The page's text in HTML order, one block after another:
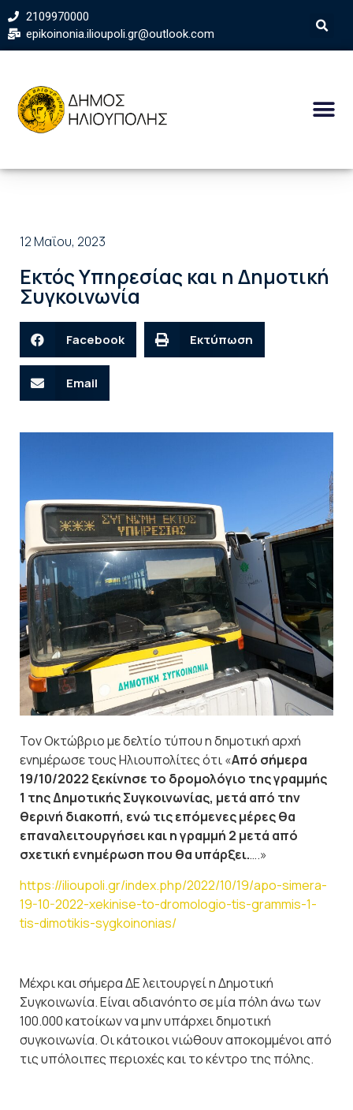
2109970000
epikoinonia.ilioupoli.gr@outlook.com
12 Μαΐου, 2023
Εκτός Υπηρεσίας και η Δημοτική
Συγκοινωνία
Facebook Εκτύπωση
Email
Τον Οκτώβριο με δελτίο τύπου η δημοτική αρχή
ενημέρωσε τους Ηλιουπολίτες ότι «Από σήμερα
19/10/2022 ξεκίνησε το δρομολόγιο της γραμμής
1 της Δημοτικής Συγκοινωνίας, μετά από την
θερινή διακοπή, ενώ τις επόμενες μέρες θα
επαναλειτουργήσει και η γραμμή 2 μετά από
σχετική ενημέρωση που θα υπάρξει.….»
https://ilioupoli.gr/index.php/2022/10/19/apo-simera-
19-10-2022-xekinise-to-dromologio-tis-grammis-1-
tis-dimotikis-sygkoinonias/
Μέχρι και σήμερα ΔΕ λειτουργεί η Δημοτική
Συγκοινωνία. Είναι αδιανόητο σε μία πόλη άνω των
100.000 κατοίκων να μην υπάρχει δημοτική
συγκοινωνία. Οι κάτοικοι νιώθουν αποκομμένοι από
τις υπόλοιπες περιοχές και το κέντρο της πόλης.